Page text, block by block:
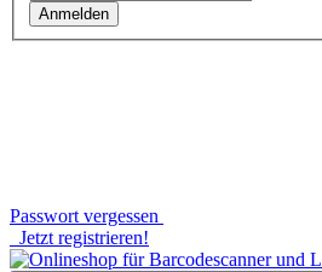
Anmelden
Passwort vergessen
Jetzt registrieren!